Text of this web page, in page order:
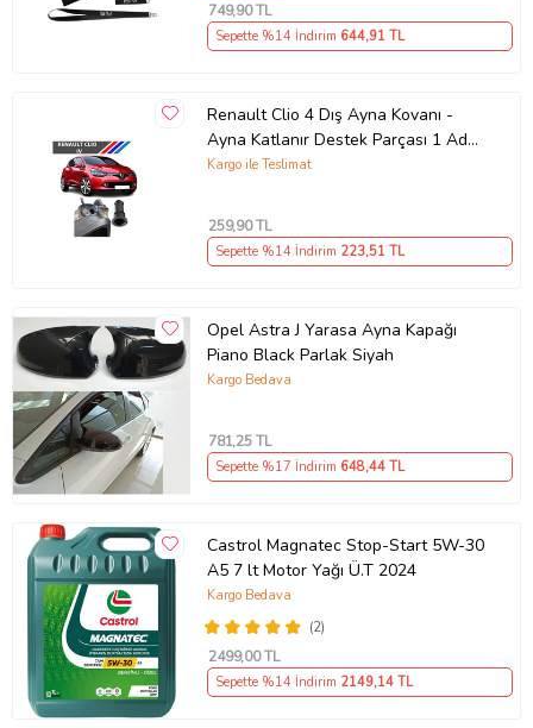
749,90 TL
Sepette %14 İndirim 644,91 TL
Renault Clio 4 Dış Ayna Kovanı -
Ayna Katlanır Destek Parçası 1 Adet
490307706 M3625
Kargo ile Teslimat
259,90 TL
Sepette %14 İndirim 223,51 TL
Opel Astra J Yarasa Ayna Kapağı
Piano Black Parlak Siyah
Kargo Bedava
781,25 TL
Sepette %17 İndirim 648,44 TL
Castrol Magnatec Stop-Start 5W-30
A5 7 lt Motor Yağı Ü.T 2024
(2)
Kargo Bedava
2499,00 TL
Sepette %14 İndirim 2149,14 TL